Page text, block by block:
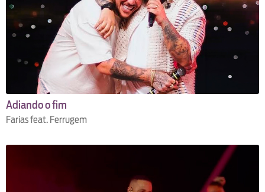
Adiando o fim
Farias feat. Ferrugem